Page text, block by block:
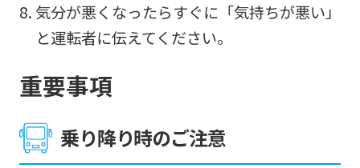
気分が悪くなったらすぐに「気持ちが悪い」
と運転者に伝えてください。
重要事項
乗り降り時のご注意
website
will
mechanically,
so